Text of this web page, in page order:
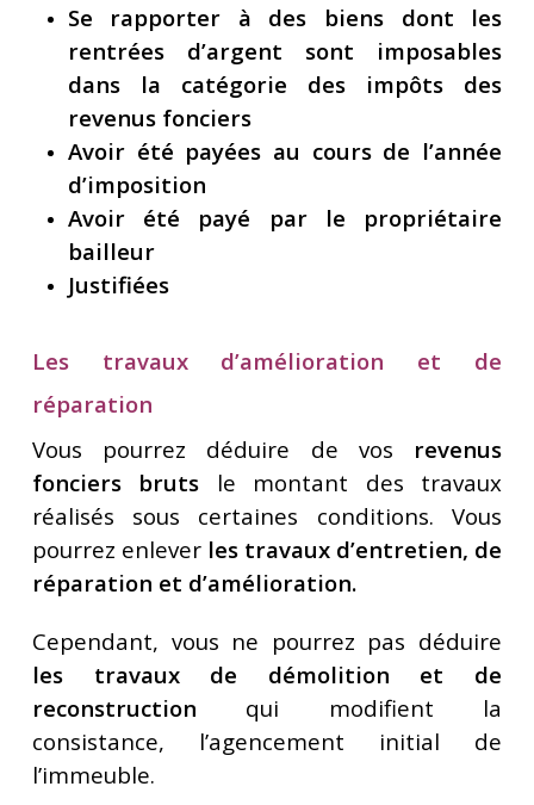
Se rapporter à des biens dont les
rentrées d’argent sont imposables
dans la catégorie des impôts des
revenus fonciers
Avoir été payées au cours de l’année
d’imposition
Avoir été payé par le propriétaire
bailleur
Justifiées
Les travaux d’amélioration et de
réparation
Vous pourrez déduire de vos revenus
fonciers bruts le montant des travaux
réalisés sous certaines conditions. Vous
pourrez enlever les travaux d’entretien, de
réparation et d’amélioration.
Cependant, vous ne pourrez pas déduire
les travaux de démolition et de
reconstruction qui modifient la
consistance, l’agencement initial de
l’immeuble.